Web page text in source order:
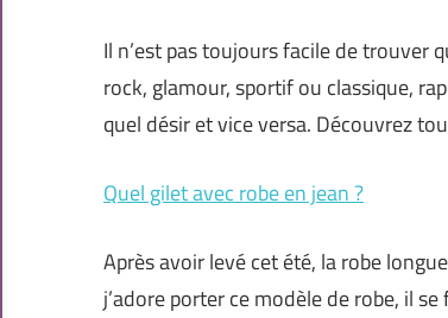
Il n’est pas toujours facile de trouver
rock, glamour, sportif ou classique,
quel désir et vice versa. Découvrez
Quel gilet avec robe en jean ?
Après avoir levé cet été, la robe
j’adore porter ce modèle de robe, il